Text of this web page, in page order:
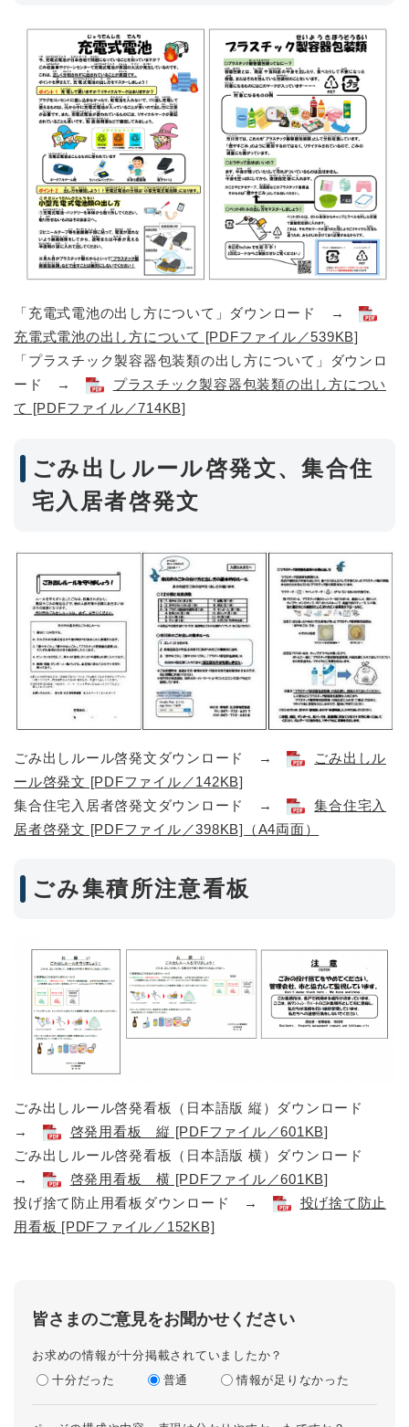
「充電式電池の出し方について」ダウンロード →
充電式電池の出し方について​ [PDFファイル／539KB]
「プラスチック製容器包装類の出し方について」ダウンロ
ード →
プラスチック製容器包装類の出し方につい
て​ [PDFファイル／714KB]
ごみ出しルール啓発文、集合住
宅入居者啓発文
ごみ出しルール啓発文ダウンロード →
ごみ出しル
ール啓発文 [PDFファイル／142KB]
集合住宅入居者啓発文ダウンロード →
集合住宅入
居者啓発文 [PDFファイル／398KB]​（A4両面）
ごみ集積所注意看板
ごみ出しルール啓発看板（日本語版 縦）ダウンロード
→
啓発用看板 縦 [PDFファイル／601KB]
ごみ出しルール啓発看板（日本語版 横）ダウンロード
→
啓発用看板 横 [PDFファイル／601KB]
投げ捨て防止用看板ダウンロード →
投げ捨て防止
用看板 [PDFファイル／152KB]
皆さまのご意見をお聞かせください
お求めの情報が十分掲載されていましたか？
十分だった
普通 情報が足りなかった